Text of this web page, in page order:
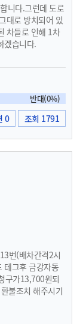
니다.그런데 도로
대로 방치되어 있
차들로 인해 1차
겠습니다.
반대(0%)
0 조회 1791
번(배차간격2시
테그후 금강자동
구가13,700원되
불조치 해주시기